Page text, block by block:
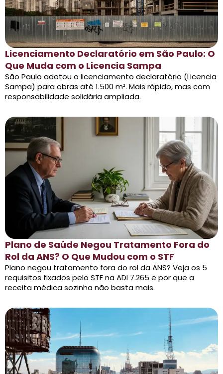
Licenciamento Declaratório em São Paulo: O
Que Muda com o Licencia Sampa
São Paulo adotou o licenciamento declaratório (Licencia
Sampa) para obras até 1.500 m². Mais rápido, mas com
responsabilidade solidária ampliada.
Plano de Saúde Negou Tratamento Fora do
Rol da ANS? O Que Mudou com o STF
Plano negou tratamento fora do rol da ANS? Veja os 5
requisitos fixados pelo STF na ADI 7.265 e por que a
receita médica sozinha não basta mais.